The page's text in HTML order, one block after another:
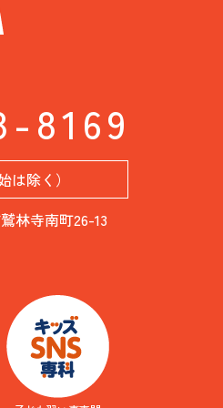
8169
除く）
林寺南町26-13